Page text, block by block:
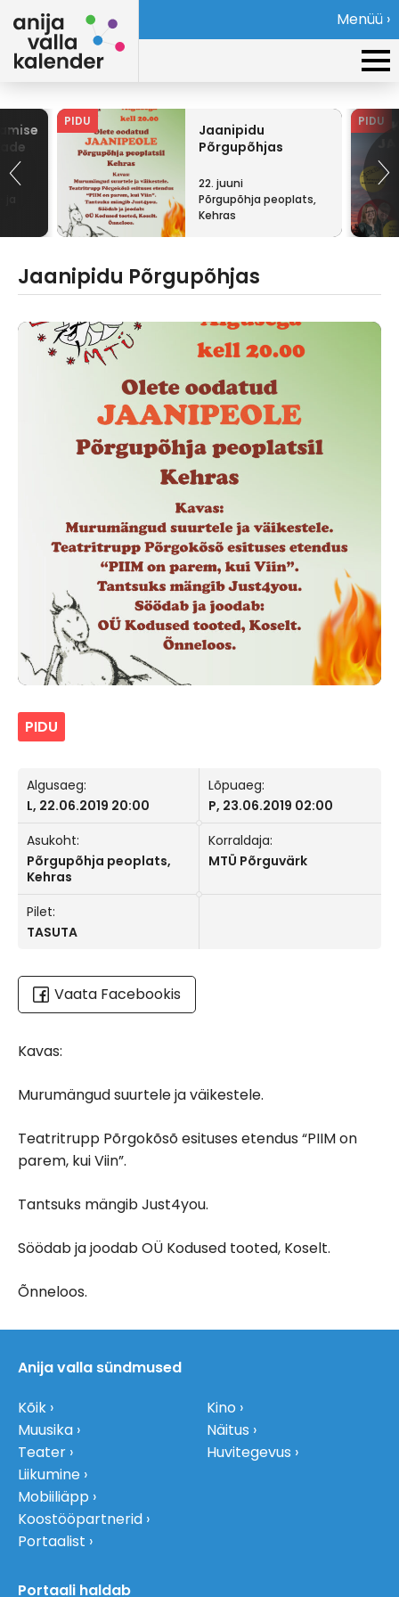
Menüü ›
PIDU
Jaanipidu
Põrgupõhjas
22. juuni
Põrgupõhja peoplats,
Kehras
PIDU
Jaanipidu Põrgupõhjas
PIDU
Algusaeg:
L, 22.06.2019 20:00
Lõpuaeg:
P, 23.06.2019 02:00
Asukoht:
Põrgupõhja peoplats,
Kehras
Korraldaja:
MTÜ Põrguvärk
Pilet:
TASUTA
Vaata Facebookis
Kavas:
Murumängud suurtele ja väikestele.
Teatritrupp Põrgokõsõ esituses etendus “PIIM on
parem, kui Viin”.
Tantsuks mängib Just4you.
Söödab ja joodab OÜ Kodused tooted, Koselt.
Õnneloos.
Anija valla sündmused
Kõik
Muusika
Teater
Liikumine
Kino
Näitus
Huvitegevus
Mobiiliäpp
Koostööpartnerid
Portaalist
Portaali haldab